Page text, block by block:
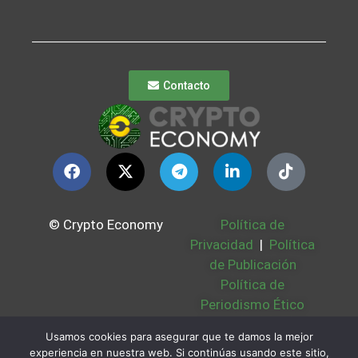
Contacto
© Crypto Economy
Política de
Privacidad | Política
de Publicación
Política de
Periodismo Ético
Bases Legales |
Usamos cookies para asegurar que te damos la mejor
experiencia en nuestra web. Si continúas usando este sitio,